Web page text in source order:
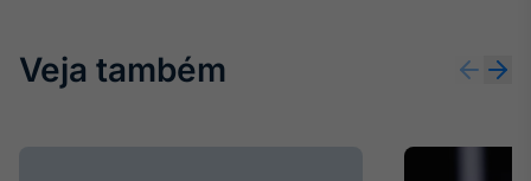
Veja também